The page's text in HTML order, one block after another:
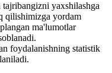
yaxshilashga
qilishimizga yordam
ma'lumotlar
foydalanishning statistik